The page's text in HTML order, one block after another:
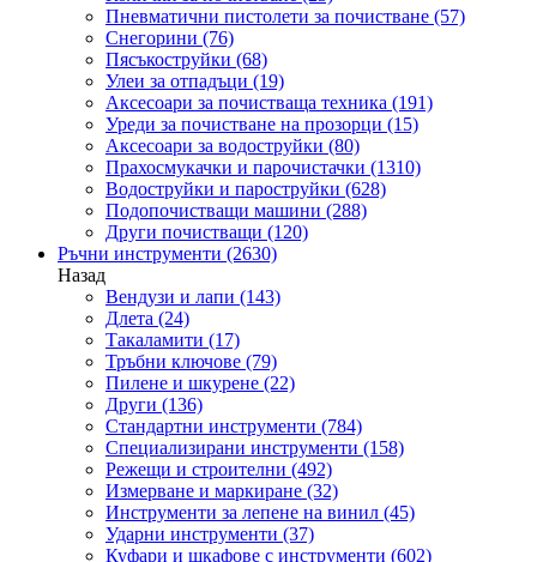
Пневматични пистолети за почистване (57)
Снегорини (76)
Пясъкоструйки (68)
Улеи за отпадъци (19)
Аксесоари за почистваща техника (191)
Уреди за почистване на прозорци (15)
Аксесоари за водоструйки (80)
Прахосмукачки и парочистачки (1310)
Водоструйки и пароструйки (628)
Подопочистващи машини (288)
Други почистващи (120)
Ръчни инструменти (2630)
Назад
Вендузи и лапи (143)
Длета (24)
Такаламити (17)
Тръбни ключове (79)
Пилене и шкурене (22)
Други (136)
Стандартни инструменти (784)
Специализирани инструменти (158)
Режещи и строителни (492)
Измерване и маркиране (32)
Инструменти за лепене на винил (45)
Ударни инструменти (37)
Куфари и шкафове с инструменти (602)